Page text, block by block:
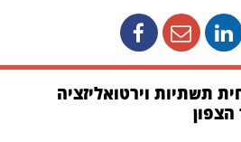
תשתיות וירטואליזציה